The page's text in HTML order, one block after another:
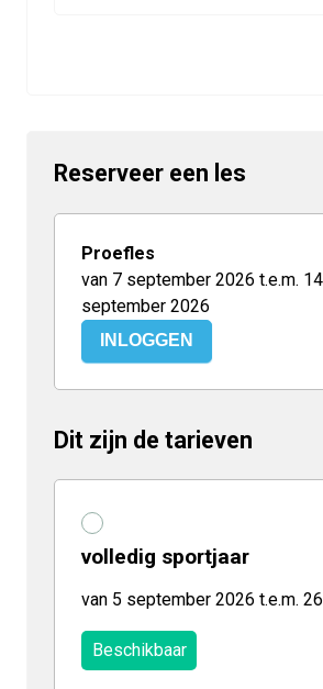
Reserveer een les
Proefles
van 7 september 2026 t.e.m. 14
september 2026
INLOGGEN
Dit zijn de tarieven
volledig sportjaar
van 5 september 2026 t.e.m.
Beschikbaar